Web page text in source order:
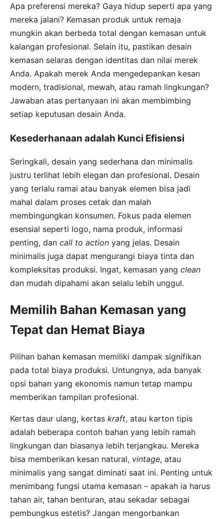
Apa preferensi mereka? Gaya hidup seperti apa yang
mereka jalani? Kemasan produk untuk remaja
mungkin akan berbeda total dengan kemasan untuk
kalangan profesional. Selain itu, pastikan desain
kemasan selaras dengan identitas dan nilai merek
Anda. Apakah merek Anda mengedepankan kesan
modern, tradisional, mewah, atau ramah lingkungan?
Jawaban atas pertanyaan ini akan membimbing
setiap keputusan desain Anda.
Kesederhanaan adalah Kunci Efisiensi
Seringkali, desain yang sederhana dan minimalis
justru terlihat lebih elegan dan profesional. Desain
yang terlalu ramai atau banyak elemen bisa jadi
mahal dalam proses cetak dan malah
membingungkan konsumen. Fokus pada elemen
esensial seperti logo, nama produk, informasi
penting, dan call to action yang jelas. Desain
minimalis juga dapat mengurangi biaya tinta dan
kompleksitas produksi. Ingat, kemasan yang clean
dan mudah dipahami akan selalu lebih unggul.
Memilih Bahan Kemasan yang
Tepat dan Hemat Biaya
Pilihan bahan kemasan memiliki dampak signifikan
pada total biaya produksi. Untungnya, ada banyak
opsi bahan yang ekonomis namun tetap mampu
memberikan tampilan profesional.
Kertas daur ulang, kertas kraft, atau karton tipis
adalah beberapa contoh bahan yang lebih ramah
lingkungan dan biasanya lebih terjangkau. Mereka
bisa memberikan kesan natural, vintage, atau
minimalis yang sangat diminati saat ini. Penting untuk
menimbang fungsi utama kemasan – apakah ia harus
tahan air, tahan benturan, atau sekadar sebagai
pembungkus estetis? Jangan mengorbankan